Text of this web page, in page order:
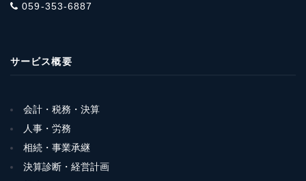
059-353-6887
サービス概要
会計・税務・決算
人事・労務
相続・事業承継
決算診断・経営計画